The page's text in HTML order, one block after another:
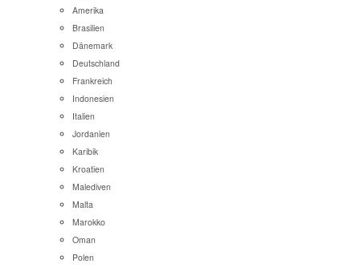
Amerika
Brasilien
Dänemark
Deutschland
Frankreich
Indonesien
Italien
Jordanien
Karibik
Kroatien
Malediven
Malta
Marokko
Oman
Polen